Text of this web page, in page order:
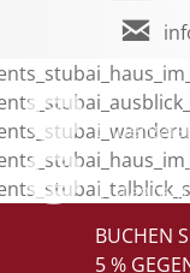
Instagram
BUCHEN
5 %